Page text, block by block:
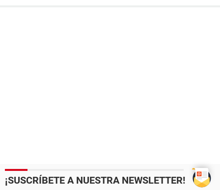
¡SUSCRÍBETE A NUESTRA NEWSLETTER!